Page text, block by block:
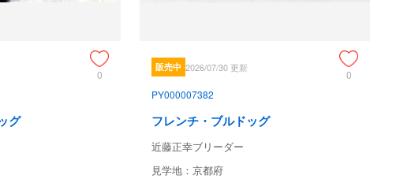
0
グ
販売中 2026/07/30 更新
0
PY000007382
フレンチ・ブルドッグ
近藤正幸ブリーダー
見学地：京都府